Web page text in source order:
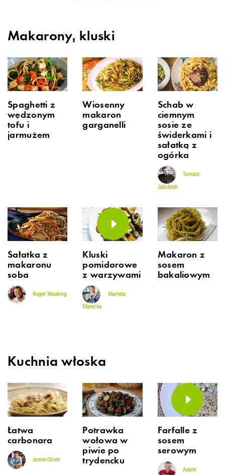
Makarony, kluski
Spaghetti z
wędzonym
tofu i
jarmużem
Wiosenny
makaron
garganelli
Schab w
ciemnym
sosie ze
świderkami i
sałatką z
ogórka
Tomasz
Jakubiak
Sałatka z
makaronu
soba
Roger Mooking
Kluski
pomidorowe
z warzywami
Marieta
Marecka
Makaron z
sosem
bakaliowym
Kuchnia włoska
Łatwa
carbonara
Jamie Oliver
Potrawka
wołowa w
piwie po
trydencku
Farfalle z
sosem
serowym
Adam